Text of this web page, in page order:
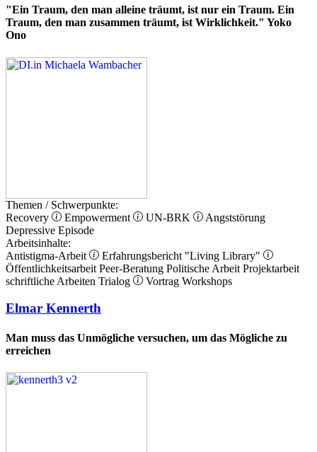
"Ein Traum, den man alleine träumt, ist nur ein Traum. Ein
Traum, den man zusammen träumt, ist Wirklichkeit." Yoko
Ono
Themen / Schwerpunkte:
Recovery
Empowerment UN-BRK
Angststörung
Depressive Episode
Arbeitsinhalte:
Antistigma-Arbeit
Erfahrungsbericht "Living Library"
Öffentlichkeitsarbeit Peer-Beratung Politische Arbeit Projektarbeit
schriftliche Arbeiten Trialog Vortrag Workshops
Elmar Kennerth
Man muss das Unmögliche versuchen, um das Mögliche zu
erreichen